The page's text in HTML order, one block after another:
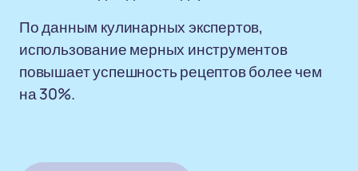
По данным кулинарных экспертов,
использование мерных инструментов
повышает успешность рецептов более чем
на 30%.